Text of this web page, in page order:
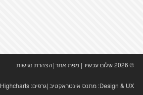
© 2026 שלום עכשיו | מפת אתר|הצהרת נגישות
Design & UX: מתנס אינטראקטיב|גרפים: Highcharts